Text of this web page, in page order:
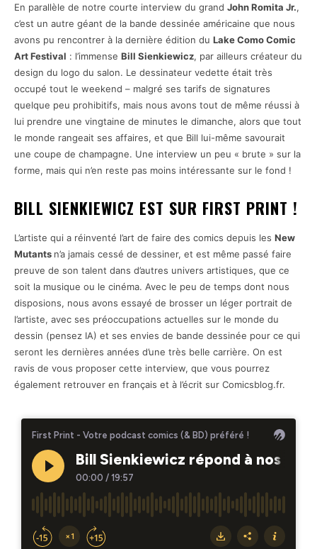
En parallèle de notre courte interview du grand John Romita Jr.,
c’est un autre géant de la bande dessinée américaine que nous
avons pu rencontrer à la dernière édition du Lake Como Comic
Art Festival : l’immense Bill Sienkiewicz, par ailleurs créateur du
design du logo du salon. Le dessinateur vedette était très
occupé tout le weekend – malgré ses tarifs de signatures
quelque peu prohibitifs, mais nous avons tout de même réussi à
lui prendre une vingtaine de minutes le dimanche, alors que tout
le monde rangeait ses affaires, et que Bill lui-même savourait
une coupe de champagne. Une interview un peu « brute » sur la
forme, mais qui n’en reste pas moins intéressante sur le fond !
BILL SIENKIEWICZ EST SUR FIRST PRINT !
L’artiste qui a réinventé l’art de faire des comics depuis les New
Mutants n’a jamais cessé de dessiner, et est même passé faire
preuve de son talent dans d’autres univers artistiques, que ce
soit la musique ou le cinéma. Avec le peu de temps dont nous
disposions, nous avons essayé de brosser un léger portrait de
l’artiste, avec ses préoccupations actuelles sur le monde du
dessin (pensez IA) et ses envies de bande dessinée pour ce qui
seront les dernières années d’une très belle carrière. On est
ravis de vous proposer cette interview, que vous pourrez
également retrouver en français et à l’écrit sur Comicsblog.fr.